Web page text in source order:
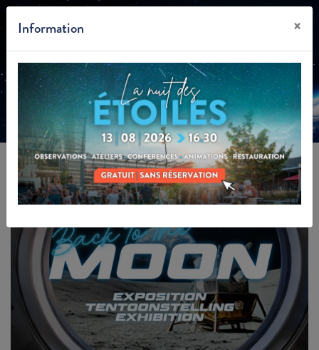
BACK TO THE MOON
- EXPOSITION
IMMERSIVE DÉDIÉE
À LA LUNE
Information ×